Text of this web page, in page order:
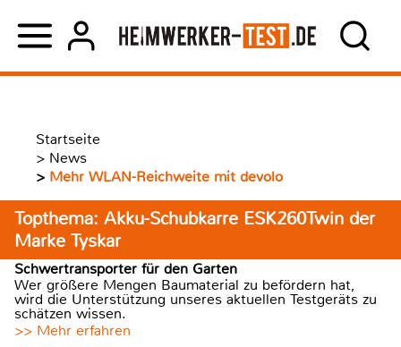
Startseite
> News
> Mehr WLAN-Reichweite mit devolo
Topthema: Akku-Schubkarre ESK260Twin der
Marke Tyskar
Schwertransporter für den Garten
Wer größere Mengen Baumaterial zu befördern hat,
wird die Unterstützung unseres aktuellen Testgeräts zu
schätzen wissen.
>> Mehr erfahren